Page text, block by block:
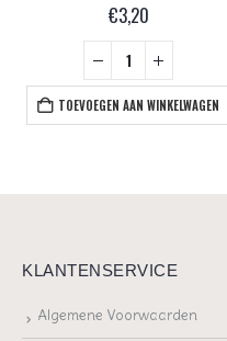
€3,20
TOEVOEGEN AAN WINKELWAGEN
KLANTENSERVICE
Algemene Voorwaarden